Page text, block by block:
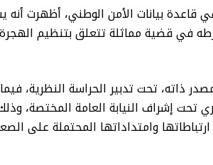
قاعدة بيانات الأمن الوطني، أظهرت
في قضية مماثلة تتعلق بتنظيم
ذاته، تحت تدبير الحراسة النظرية،
تحت إشراف النيابة العامة المختصة،
وامتداداتها المحتملة على